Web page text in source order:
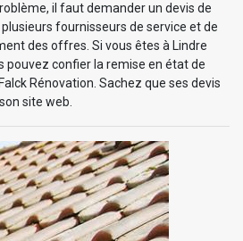
il faut demander un devis de
fournisseurs de service et de
des offres. Si vous êtes à Lindre
pouvez confier la remise en état de
Rénovation. Sachez que ses devis
site web.